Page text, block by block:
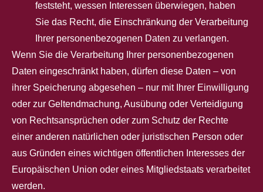
feststeht, wessen Interessen überwiegen, haben
Sie das Recht, die Einschränkung der Verarbeitung
Ihrer personenbezogenen Daten zu verlangen.
Wenn Sie die Verarbeitung Ihrer personenbezogenen
Daten eingeschränkt haben, dürfen diese Daten – von
ihrer Speicherung abgesehen – nur mit Ihrer Einwilligung
oder zur Geltendmachung, Ausübung oder Verteidigung
von Rechtsansprüchen oder zum Schutz der Rechte
einer anderen natürlichen oder juristischen Person oder
aus Gründen eines wichtigen öffentlichen Interesses der
Europäischen Union oder eines Mitgliedstaats verarbeitet
werden.